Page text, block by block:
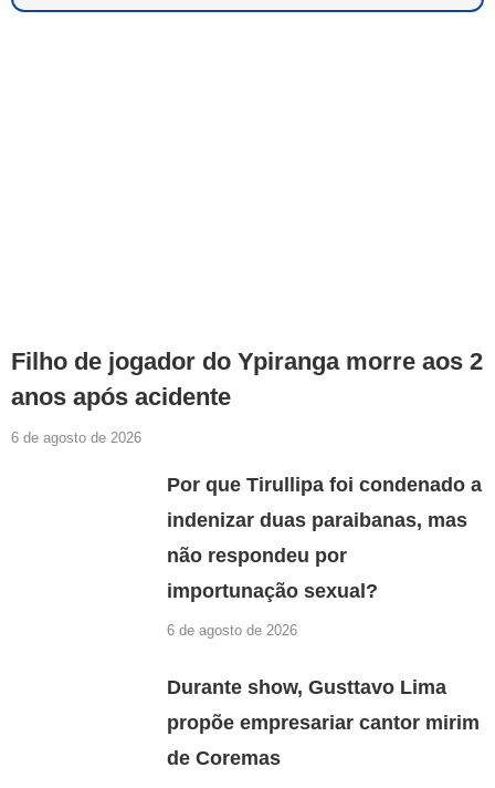
Filho de jogador do Ypiranga morre aos 2
anos após acidente
6 de agosto de 2026
Por que Tirullipa foi condenado a
indenizar duas paraibanas, mas
não respondeu por
importunação sexual?
6 de agosto de 2026
Durante show, Gusttavo Lima
propõe empresariar cantor mirim
de Coremas